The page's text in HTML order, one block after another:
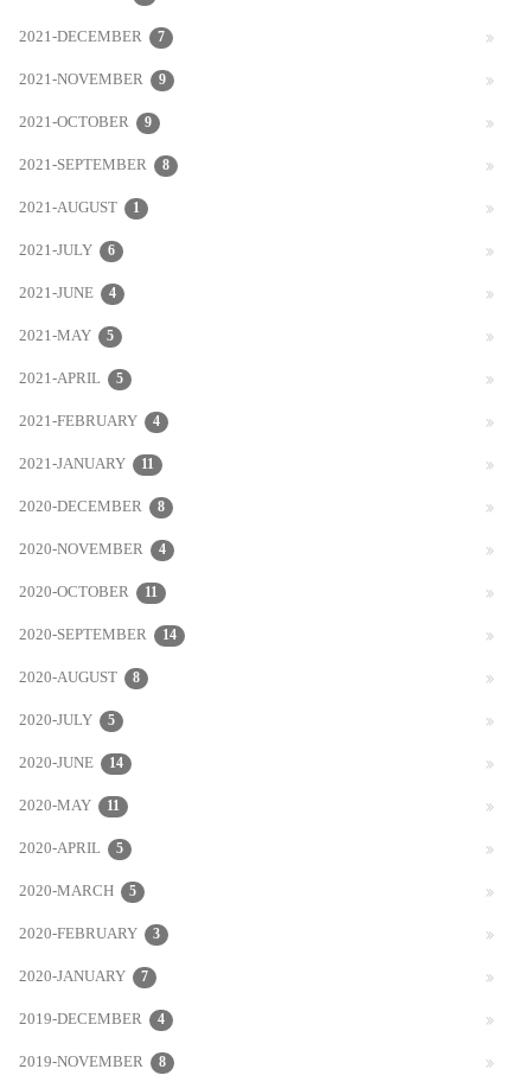
2021-DECEMBER 7
2021-NOVEMBER 9
2021-OCTOBER 9
2021-SEPTEMBER 8
2021-AUGUST 1
2021-JULY 6
2021-JUNE 4
2021-MAY 5
2021-APRIL 5
2021-FEBRUARY 4
2021-JANUARY 11
2020-DECEMBER 8
2020-NOVEMBER 4
2020-OCTOBER 11
2020-SEPTEMBER 14
2020-AUGUST 8
2020-JULY 5
2020-JUNE 14
2020-MAY 11
2020-APRIL 5
2020-MARCH 5
2020-FEBRUARY 3
2020-JANUARY 7
2019-DECEMBER 4
2019-NOVEMBER 8